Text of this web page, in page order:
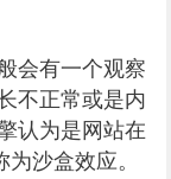
会有一个观察
不正常或是内
认为是网站在
沙盒效应。